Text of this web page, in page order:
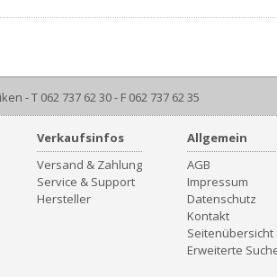
- T 062 737 62 30 - F 062 737 62 35
Verkaufsinfos
Versand & Zahlung
Service & Support
Hersteller
Allgemein
AGB
Impressum
Datenschutz
Kontakt
Seitenübersicht
Erweiterte